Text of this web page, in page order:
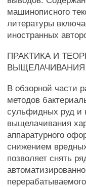
машинописного
литературы
иностранных
ПРАКТИКА И
ВЫЩЕЛАЧИВАНИЯ
В обзорной части
методов
сульфидных руд и
выщелачивания
аппаратурного
снижением
позволяет снять